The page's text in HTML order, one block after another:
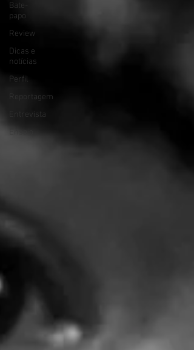
Bate-
papo
Review
Dicas e
notícias
Perfil
Reportagem
Entrevista